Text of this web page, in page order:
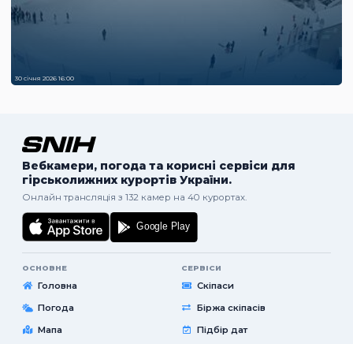
30 січня 2026 16:00
Вебкамери, погода та корисні сервіси для
гірськолижних курортів України.
Онлайн трансляція з 132 камер на 40 курортах.
ОСНОВНЕ
Головна
Погода
Мапа
СЕРВІСИ
Скіпаси
Біржа скіпасів
Підбір дат